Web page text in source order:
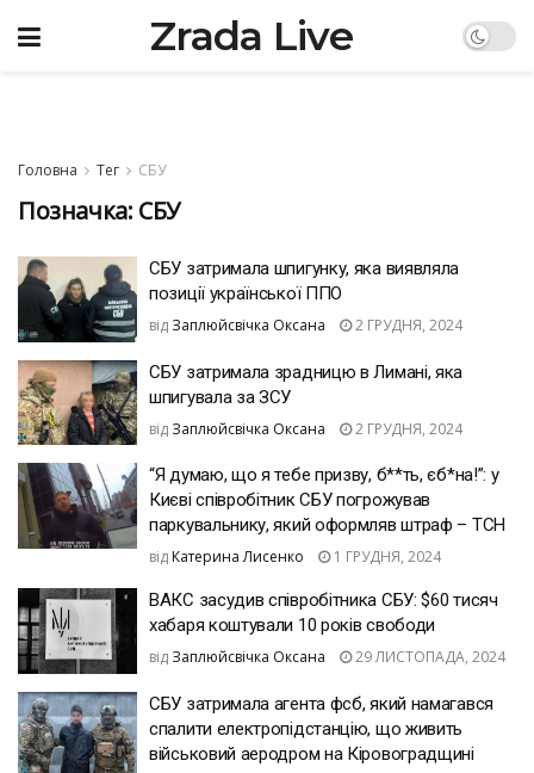
Zrada Live
Головна Тег СБУ
Позначка: СБУ
СБУ затримала шпигунку, яка виявляла
позиції української ППО
від Заплюйсвічка Оксана 2 ГРУДНЯ, 2024
СБУ затримала зрадницю в Лимані, яка
шпигувала за ЗСУ
від Заплюйсвічка Оксана 2 ГРУДНЯ, 2024
“Я думаю, що я тебе призву, б**ть, єб*на!”: у
Києві співробітник СБУ погрожував
паркувальнику, який оформляв штраф – ТСН
від Катерина Лисенко 1 ГРУДНЯ, 2024
ВАКС засудив співробітника СБУ: $60 тисяч
хабаря коштували 10 років свободи
від Заплюйсвічка Оксана 29 ЛИСТОПАДА, 2024
СБУ затримала агента фсб, який намагався
спалити електропідстанцію, що живить
військовий аеродром на Кіровоградщині